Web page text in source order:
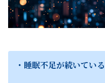
・睡眠不足が続いている